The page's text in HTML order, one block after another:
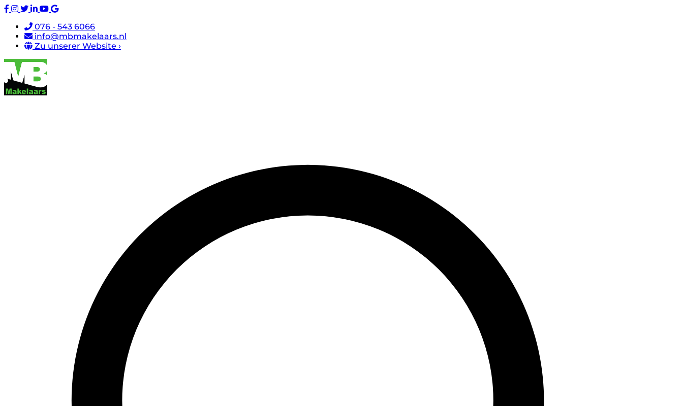
076 - 543 6066
info@mbmakelaars.nl
Zu unserer Website ›